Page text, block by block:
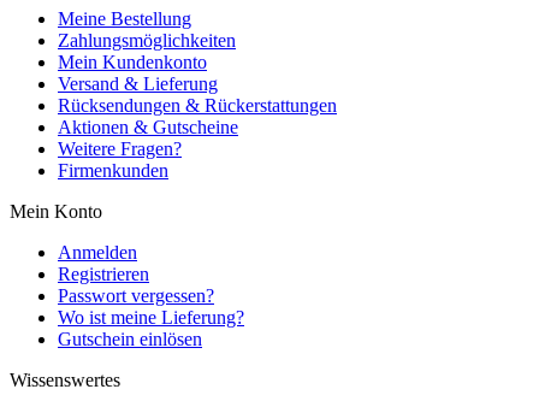
Meine Bestellung
Zahlungsmöglichkeiten
Mein Kundenkonto
Versand & Lieferung
Rücksendungen & Rückerstattungen
Aktionen & Gutscheine
Weitere Fragen?
Firmenkunden
Mein Konto
Anmelden
Registrieren
Passwort vergessen?
Wo ist meine Lieferung?
Gutschein einlösen
Wissenswertes